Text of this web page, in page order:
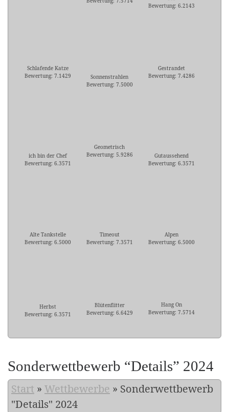
Bewertung: 6.2143
Schlafende Katze
Bewertung: 7.1429
Sonnenstrahlen
Bewertung: 7.5000
Gestrandet
Bewertung: 7.4286
ich bin der Chef
Bewertung: 6.3571
Geometrisch
Bewertung: 5.9286
Gutaussehend
Bewertung: 6.3571
Alte Tankstelle
Bewertung: 6.5000
Timeout
Bewertung: 7.3571
Alpen
Bewertung: 6.5000
Herbst
Bewertung: 6.3571
Blütenflitter
Bewertung: 6.6429
Hang On
Bewertung: 7.5714
Sonderwettbewerb “Details” 2024
Start » Wettbewerbe » Sonderwettbewerb
"Details" 2024